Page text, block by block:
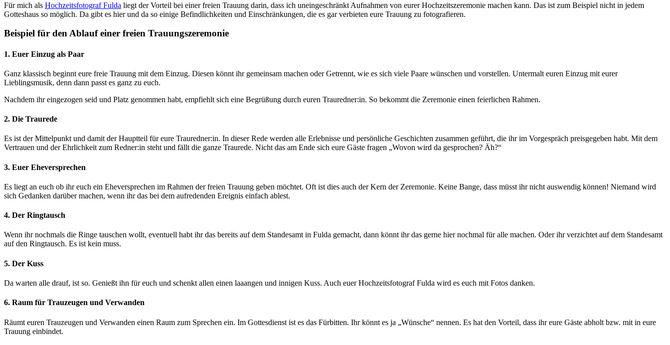
Für mich als Hochzeitsfotograf Fulda liegt der Vorteil bei einer freien Trauung darin, dass ich uneingeschränkt Aufnahmen von eurer Hochzeitszeremonie machen kann. Das ist zum Beispiel nicht in jedem
Gotteshaus so möglich. Da gibt es hier und da so einige Befindlichkeiten und Einschränkungen, die es gar verbieten eure Trauung zu fotografieren.
Beispiel für den Ablauf einer freien Trauungszeremonie
1. Euer Einzug als Paar
Ganz klassisch beginnt eure freie Trauung mit dem Einzug. Diesen könnt ihr gemeinsam machen oder Getrennt, wie es sich viele Paare wünschen und vorstellen. Untermalt euren Einzug mit eurer
Lieblingsmusik, denn dann passt es ganz zu euch.
Nachdem ihr eingezogen seid und Platz genommen habt, empfiehlt sich eine Begrüßung durch euren Trauredner:in. So bekommt die Zeremonie einen feierlichen Rahmen.
2. Die Traurede
Es ist der Mittelpunkt und damit der Hauptteil für eure Trauredner:in. In dieser Rede werden alle Erlebnisse und persönliche Geschichten zusammen geführt, die ihr im Vorgespräch preisgegeben habt. Mit dem
Vertrauen und der Ehrlichkeit zum Redner:in steht und fällt die ganze Traurede. Nicht das am Ende sich eure Gäste fragen „Wovon wird da gesprochen? Äh?“
3. Euer Eheversprechen
Es liegt an euch ob ihr euch ein Eheversprechen im Rahmen der freien Trauung geben möchtet. Oft ist dies auch der Kern der Zeremonie. Keine Bange, dass müsst ihr nicht auswendig können! Niemand wird
sich Gedanken darüber machen, wenn ihr das bei dem aufredenden Ereignis einfach ablest.
4. Der Ringtausch
Wenn ihr nochmals die Ringe tauschen wollt, eventuell habt ihr das bereits auf dem Standesamt in Fulda gemacht, dann könnt ihr das gerne hier nochmal für alle machen. Oder ihr verzichtet auf dem Standesamt
auf den Ringtausch. Es ist kein muss.
5. Der Kuss
Da warten alle drauf, ist so. Genießt ihn für euch und schenkt allen einen laaangen und innigen Kuss. Auch euer Hochzeitsfotograf Fulda wird es euch mit Fotos danken.
6. Raum für Trauzeugen und Verwanden
Räumt euren Trauzeugen und Verwanden einen Raum zum Sprechen ein. Im Gottesdienst ist es das Fürbitten. Ihr könnt es ja „Wünsche“ nennen. Es hat den Vorteil, dass ihr eure Gäste abholt bzw. mit in eure
Trauung einbindet.